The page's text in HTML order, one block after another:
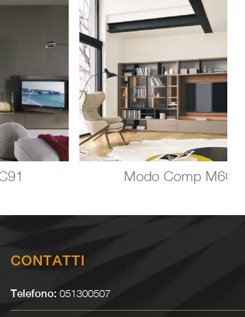
Modo Comp M6C60
CONTATTI
Telefono: 051300507